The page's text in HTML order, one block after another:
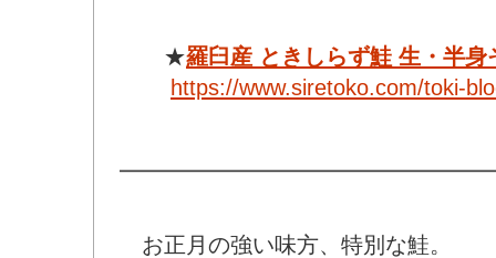
★羅臼産 ときしらず鮭 生・半身
https://www.siretoko.com/toki-
お正月の強い味方、特別な鮭。